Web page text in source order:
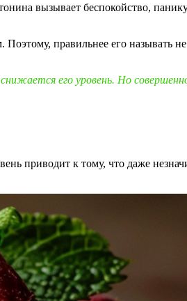
вызывает беспокойство,
правильнее его называть
его уровень. Но
приводит к тому, что даже